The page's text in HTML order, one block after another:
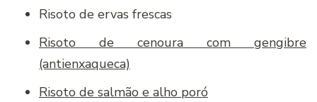
Risoto de ervas frescas
Risoto de cenoura com gengibre
(antienxaqueca)
Risoto de salmão e alho poró